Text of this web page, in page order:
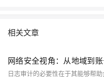
相关文章
网络安全视角：从地域到